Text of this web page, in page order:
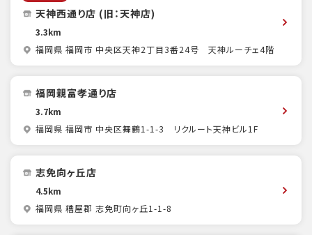
天神西通り店 (旧：天神店)
3.3km
福岡県 福岡市 中央区天神2丁目3番24号 天神ルーチェ4階
福岡親富孝通り店
3.7km
福岡県 福岡市 中央区舞鶴1-1-3 リクルート天神ビル1F
志免向ヶ丘店
4.5km
福岡県 糟屋郡 志免町向ヶ丘1-1-8